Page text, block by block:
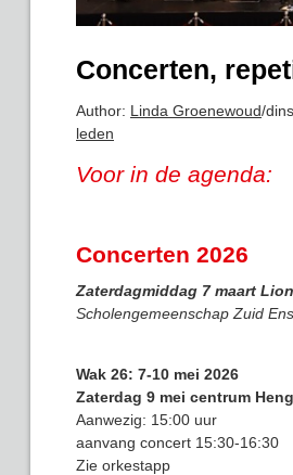
Concerten,
Author: Linda Groenewoud/
leden
Voor in de agenda:
Concerten 2026
Zaterdagmiddag 7 maart
Scholengemeenschap Zuid
Wak 26: 7-10 mei 2026
Zaterdag 9 mei centrum
Aanwezig: 15:00 uur
aanvang concert 15:30-16:30
Zie orkestapp